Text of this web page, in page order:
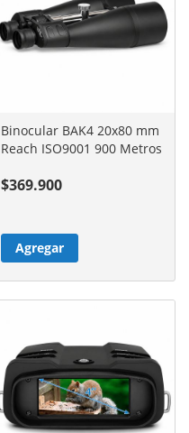
Binocular BAK4 20x80 mm
Reach ISO9001 900 Metros
$369.900
Agregar